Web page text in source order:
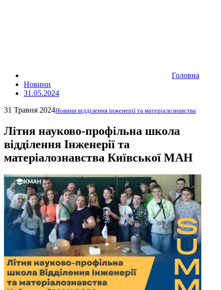
Головна
Новини
31.05.2024
31 Травня 2024Новини відділення інженерії та матеріалознавства
Літня науково-профільна школа
відділення Інженерії та
матеріалознавства Київської МАН